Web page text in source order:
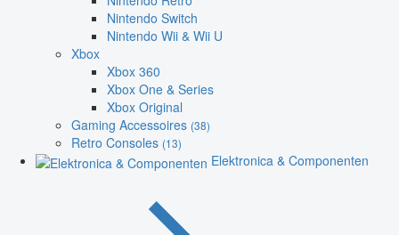
Nintendo Switch
Nintendo Wii & Wii U
Xbox
Xbox 360
Xbox One & Series
Xbox Original
Gaming Accessoires (38)
Retro Consoles (13)
Elektronica & Componenten